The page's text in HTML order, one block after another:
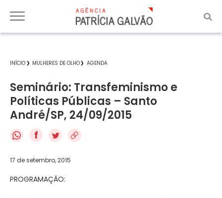
INÍCIO MULHERES DE OLHO AGENDA
Seminário: Transfeminismo e
Políticas Públicas – Santo
André/SP, 24/09/2015
f
17 de setembro, 2015
PROGRAMAÇÃO: